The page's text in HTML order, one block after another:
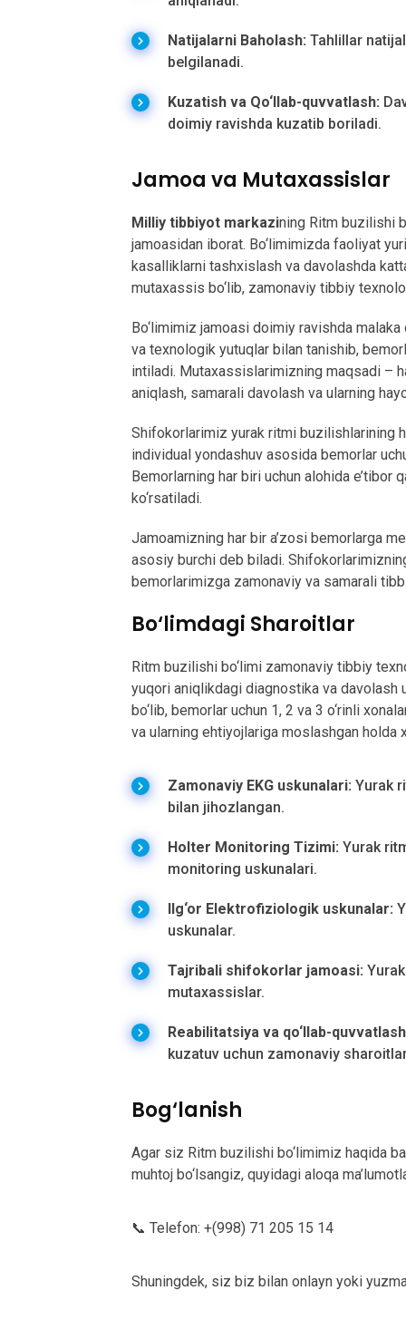
Natijalarni Baholash: Tahlillar
belgilanadi.
Kuzatish va Qo‘llab-quvvatlash:
doimiy ravishda kuzatib boriladi.
Jamoa va Mutaxassislar
Milliy tibbiyot markazining Ritm buzilishi
jamoasidan iborat. Bo‘limimizda faoliyat
kasalliklarni tashxislash va davolashda
mutaxassis bo‘lib, zamonaviy tibbiy
Bo‘limimiz jamoasi doimiy ravishda
va texnologik yutuqlar bilan tanishib,
intiladi. Mutaxassislarimizning maqsadi –
aniqlash, samarali davolash va ularning
Shifokorlarimiz yurak ritmi buzilishlarining
individual yondashuv asosida bemorlar
Bemorlarning har biri uchun alohida
ko‘rsatiladi.
Jamoamizning har bir a’zosi bemorlarga
asosiy burchi deb biladi.
bemorlarimizga zamonaviy va samarali
Bo‘limdagi Sharoitlar
Ritm buzilishi bo‘limi zamonaviy tibbiy
yuqori aniqlikdagi diagnostika va davolash
bo‘lib, bemorlar uchun 1, 2 va 3 o‘rinli
va ularning ehtiyojlariga moslashgan holda
Zamonaviy EKG uskunalari: Yurak
bilan jihozlangan.
Holter Monitoring Tizimi: Yurak
monitoring uskunalari.
Ilg‘or Elektrofiziologik uskunalar:
uskunalar.
Tajribali shifokorlar jamoasi:
mutaxassislar.
Reabilitatsiya va qo‘llab-
kuzatuv uchun zamonaviy
Bog‘lanish
Agar siz Ritm buzilishi bo‘limimiz haqida
muhtoj bo‘lsangiz, quyidagi aloqa
📞 Telefon: +(998) 71 205 15 14
Shuningdek, siz biz bilan onlayn yoki